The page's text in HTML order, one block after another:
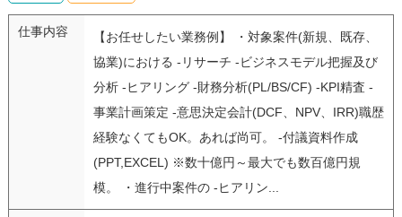
仕事内容
【お任せしたい業務例】 ・対象案件(新規、既存、
協業)における -リサーチ -ビジネスモデル把握及び
分析 -ヒアリング -財務分析(PL/BS/CF) -KPI精査 -
事業計画策定 -意思決定会計(DCF、NPV、IRR)職歴
経験なくてもOK。あれば尚可。 -付議資料作成
(PPT,EXCEL) ※数十億円～最大でも数百億円規
模。 ・進行中案件の -ヒアリン...